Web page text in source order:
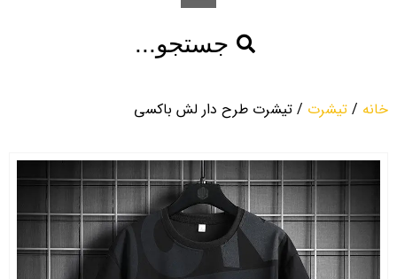
جستجو...
خانه / تیشرت / تیشرت طرح دار لش باکسی